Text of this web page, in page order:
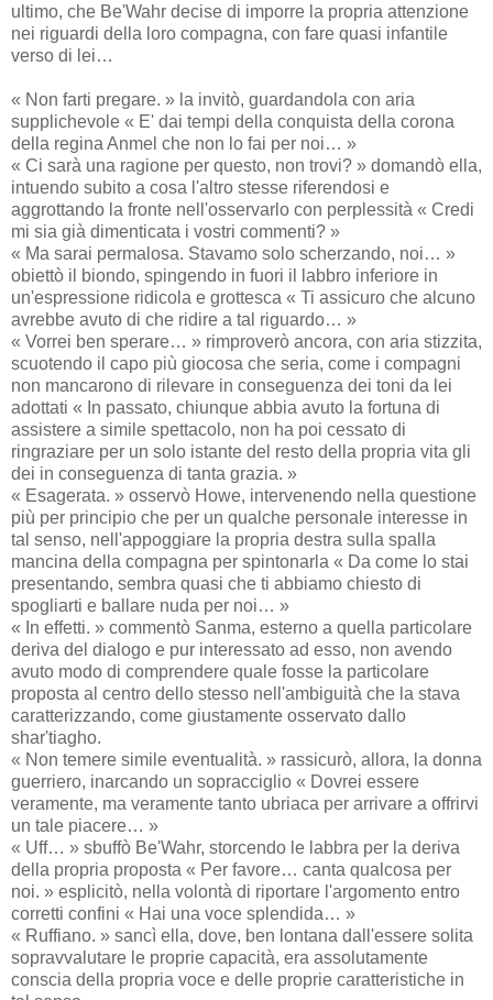
ultimo, che Be'Wahr decise di imporre la propria attenzione
nei riguardi della loro compagna, con fare quasi infantile
verso di lei…
« Non farti pregare. » la invitò, guardandola con aria
supplichevole « E' dai tempi della conquista della corona
della regina Anmel che non lo fai per noi… »
« Ci sarà una ragione per questo, non trovi? » domandò ella,
intuendo subito a cosa l'altro stesse riferendosi e
aggrottando la fronte nell'osservarlo con perplessità « Credi
mi sia già dimenticata i vostri commenti? »
« Ma sarai permalosa. Stavamo solo scherzando, noi… »
obiettò il biondo, spingendo in fuori il labbro inferiore in
un'espressione ridicola e grottesca « Ti assicuro che alcuno
avrebbe avuto di che ridire a tal riguardo… »
« Vorrei ben sperare… » rimproverò ancora, con aria stizzita,
scuotendo il capo più giocosa che seria, come i compagni
non mancarono di rilevare in conseguenza dei toni da lei
adottati « In passato, chiunque abbia avuto la fortuna di
assistere a simile spettacolo, non ha poi cessato di
ringraziare per un solo istante del resto della propria vita gli
dei in conseguenza di tanta grazia. »
« Esagerata. » osservò Howe, intervenendo nella questione
più per principio che per un qualche personale interesse in
tal senso, nell'appoggiare la propria destra sulla spalla
mancina della compagna per spintonarla « Da come lo stai
presentando, sembra quasi che ti abbiamo chiesto di
spogliarti e ballare nuda per noi… »
« In effetti. » commentò Sanma, esterno a quella particolare
deriva del dialogo e pur interessato ad esso, non avendo
avuto modo di comprendere quale fosse la particolare
proposta al centro dello stesso nell'ambiguità che la stava
caratterizzando, come giustamente osservato dallo
shar'tiagho.
« Non temere simile eventualità. » rassicurò, allora, la donna
guerriero, inarcando un sopracciglio « Dovrei essere
veramente, ma veramente tanto ubriaca per arrivare a offrirvi
un tale piacere… »
« Uff… » sbuffò Be'Wahr, storcendo le labbra per la deriva
della propria proposta « Per favore… canta qualcosa per
noi. » esplicitò, nella volontà di riportare l'argomento entro
corretti confini « Hai una voce splendida… »
« Ruffiano. » sancì ella, dove, ben lontana dall'essere solita
sopravvalutare le proprie capacità, era assolutamente
conscia della propria voce e delle proprie caratteristiche in